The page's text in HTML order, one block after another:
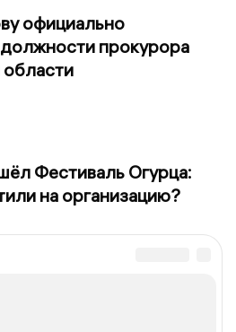
официально
прокурора
Фестиваль Огурца:
на организацию?